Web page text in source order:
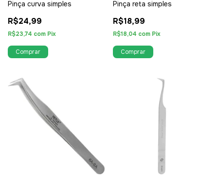
Pinça curva simples
R$24,99
R$23,74 com Pix
Pinça reta simples
R$18,99
R$18,04 com Pix